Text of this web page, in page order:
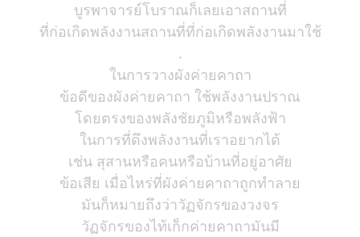
บูรพาจารย์โบราณก็เลยเอาสถานที่
ที่ก่อเกิดพลังงานสถานที่ที่ก่อเกิดพลังงานมาใช้
.
ในการวางผังค่ายคาถา
ข้อดีของผังค่ายคาถา ใช้พลังงานปราณ
โดยตรงของพลังชัยภูมิหรือพลังฟ้า
ในการที่ดึงพลังงานที่เราอยากได้
เช่น สุสานหรือคนหรือบ้านที่อยู่อาศัย
ข้อเสีย เมื่อไหร่ที่ผังค่ายคาถาถูกทำลาย
มันก็หมายถึงว่าวัฏจักรของวงจร
วัฏจักรของไท้เก็กค่ายคาถามันมี